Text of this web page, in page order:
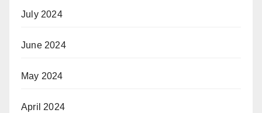
July 2024
June 2024
May 2024
April 2024